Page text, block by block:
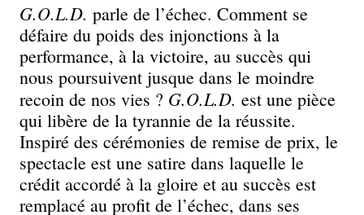
G.O.L.D. parle de l’échec. Comment se
défaire du poids des injonctions à la
performance, à la victoire, au succès qui
nous poursuivent jusque dans le moindre
recoin de nos vies ? G.O.L.D. est une pièce
qui libère de la tyrannie de la réussite.
Inspiré des cérémonies de remise de prix, le
spectacle est une satire dans laquelle le
crédit accordé à la gloire et au succès est
remplacé au profit de l’échec, dans ses